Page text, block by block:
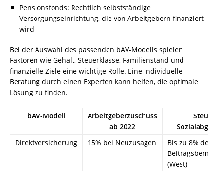
Pensionsfonds: Rechtlich selbstständige
Versorgungseinrichtung, die von Arbeitgebern finanziert
wird
Bei der Auswahl des passenden bAV-Modells spielen
Faktoren wie Gehalt, Steuerklasse, Familienstand und
finanzielle Ziele eine wichtige Rolle. Eine individuelle
Beratung durch einen Experten kann helfen, die optimale
Lösung zu finden.
bAV-Modell
Arbeitgeberzuschuss
ab 2022
Direktversicherung
15% bei Neuzusagen
Bis zu 8% der
(West)